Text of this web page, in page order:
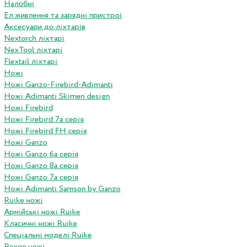
Налобні
Ел живлення та зарядні пристрої
Аксесуари до ліхтарів
Nextorch ліхтарі
NexTool ліхтарі
Flextail ліхтарі
Ножі
Ножі Ganzo-Firebird-Adimanti
Ножі Adimanti Skimen design
Ножі Firebird
Ножі Firebird 7а серія
Ножі Firebird FH серія
Ножі Ganzo
Ножі Ganzo 6а серія
Ножі Ganzo 8а серія
Ножі Ganzo 7а серія
Ножі Adimanti Samson by Ganzo
Ruike ножі
Армійські ножі Ruike
Класичні ножі Ruike
Спеціальні моделі Ruike